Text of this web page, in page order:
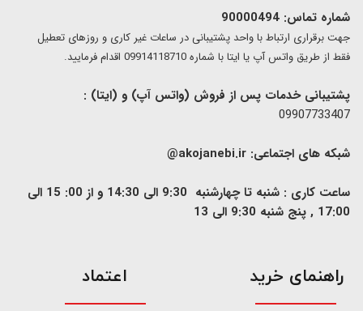
شماره تماس: 90000494
​​جهت برقراری ارتباط با واحد پشتیبانی در ساعات غیر کاری و روزهای تعطیل
فقط از طریق واتس آپ یا ایتا با شماره 09914118710 اقدام فرمایید.
پشتیبانی خدمات پس از فروش (واتس آپ) و (ایتا) :
09907733407
شبکه های اجتماعی: akojanebi.ir@
ساعت کاری : شنبه تا چهارشنبه 9:30 الی 14:30 و از 00: 15 الی
17:00 , پنج شنبه 9:30 الی 13
​راهنمای خرید اعتماد